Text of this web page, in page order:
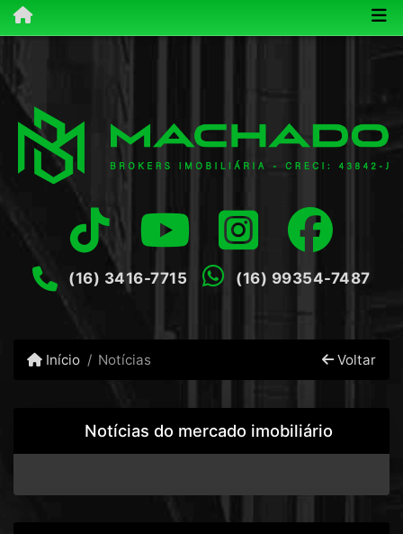
(16) 3416-7715 (16) 99354-7487
Início Notícias Voltar
Notícias do mercado imobiliário